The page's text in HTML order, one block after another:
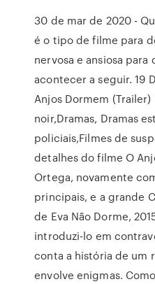
30 de mar de 2020 -
é o tipo de filme para
nervosa e ansiosa
acontecer a seguir. 19
Anjos Dormem
noir,Dramas, Dramas
policiais,Filmes de
detalhes do filme O
Ortega, novamente
principais, e a grande
de Eva Não Dorme,
introduzi-lo em
conta a história de um
envolve enigmas.